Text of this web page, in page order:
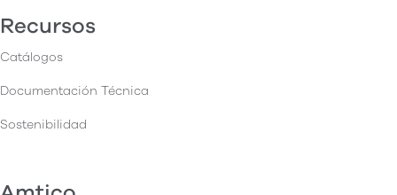
Recursos
Catálogos
Documentación Técnica
Sostenibilidad